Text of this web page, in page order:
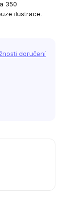
350
ilustrace.
doručení